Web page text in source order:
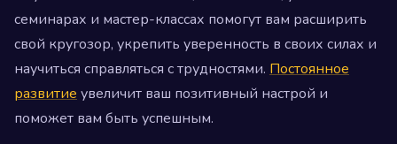
семинарах и мастер-классах помогут вам расширить
свой кругозор, укрепить уверенность в своих силах и
научиться справляться с трудностями. Постоянное
развитие увеличит ваш позитивный настрой и
поможет вам быть успешным.